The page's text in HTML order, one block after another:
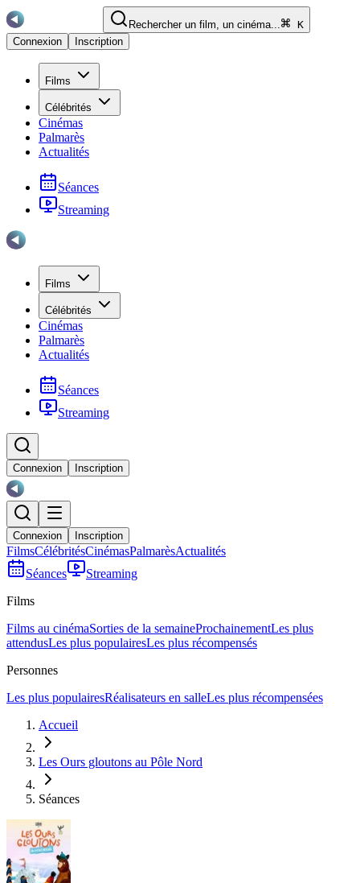
Rechercher un film, un cinéma...
K
Connexion
Inscription
Films
Célébrités
Cinémas
Palmarès
Actualités
Séances
Streaming
Films
Célébrités
Cinémas
Palmarès
Actualités
Séances
Streaming
Connexion Inscription
Connexion Inscription
FilmsCélébritésCinémasPalmarèsActualités
Séances
Streaming
Films
Films au cinémaSorties de la semaineProchainementLes plus
attendusLes plus populairesLes plus récompensés
Personnes
Les plus populairesRéalisateurs en salleLes plus récompensées
Accueil
Les Ours gloutons au Pôle Nord
Séances